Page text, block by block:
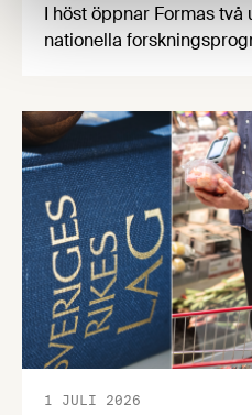
I höst öppnar Formas
nationella
en motståndskraftig
båda syftar till att bana
stärker Sveriges
1 JULI 2026